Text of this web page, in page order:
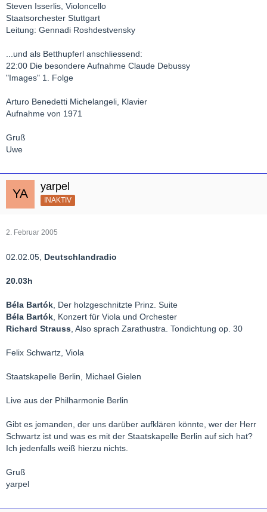
Steven Isserlis, Violoncello
Staatsorchester Stuttgart
Leitung: Gennadi Roshdestvensky
...und als Betthupferl anschliessend:
22:00 Die besondere Aufnahme Claude Debussy
"Images" 1. Folge
Arturo Benedetti Michelangeli, Klavier
Aufnahme von 1971
Gruß
Uwe
yarpel
INAKTIV
2. Februar 2005
02.02.05, Deutschlandradio
20.03h
Béla Bartók, Der holzgeschnitzte Prinz. Suite
Béla Bartók, Konzert für Viola und Orchester
Richard Strauss, Also sprach Zarathustra. Tondichtung op. 30
Felix Schwartz, Viola
Staatskapelle Berlin, Michael Gielen
Live aus der Philharmonie Berlin
Gibt es jemanden, der uns darüber aufklären könnte, wer der Herr
Schwartz ist und was es mit der Staatskapelle Berlin auf sich hat?
Ich jedenfalls weiß hierzu nichts.
Gruß
yarpel